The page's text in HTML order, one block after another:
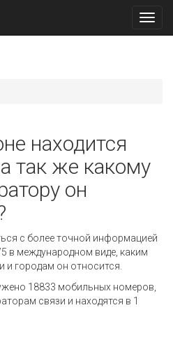
находится
так же какому
он
с более точной информацией
в международном виде, каким
и городам он относится.
18833 мобильных номеров,
связи и находятся в 1